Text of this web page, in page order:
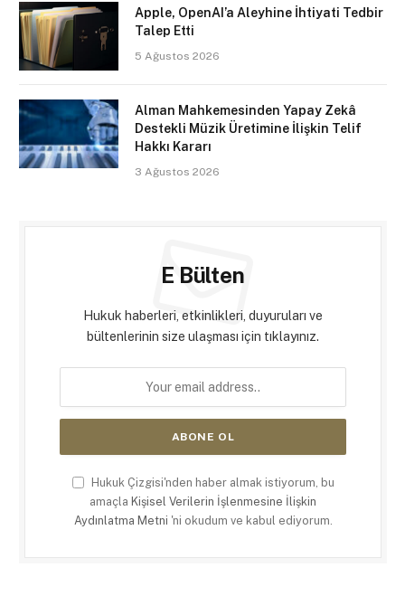
Apple, OpenAI’a Aleyhine İhtiyati Tedbir
Talep Etti
5 Ağustos 2026
Alman Mahkemesinden Yapay Zekâ
Destekli Müzik Üretimine İlişkin Telif
Hakkı Kararı
3 Ağustos 2026
E Bülten
Hukuk haberleri, etkinlikleri, duyuruları ve
bültenlerinin size ulaşması için tıklayınız.
Hukuk Çizgisi'nden haber almak istiyorum, bu
amaçla Kişisel Verilerin İşlenmesine İlişkin
Aydınlatma Metni 'ni okudum ve kabul ediyorum.